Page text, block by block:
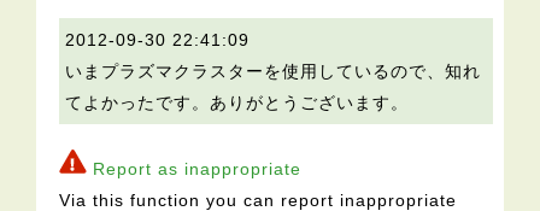
2012-09-30 22:41:09
いまプラズマクラスターを使用しているので、知れ
てよかったです。ありがとうございます。
Report as inappropriate
Via this function you can report inappropriate